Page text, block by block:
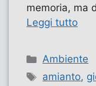
memoria, ma
Leggi tutto
Categorie
Ambiente
Tag
amianto,